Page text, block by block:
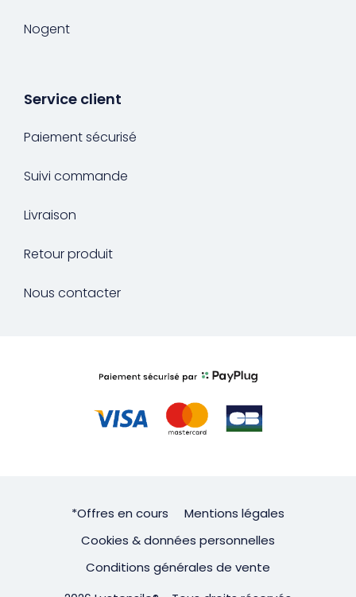
Nogent
Service client
Paiement sécurisé
Suivi commande
Livraison
Retour produit
Nous contacter
*Offres en cours
Mentions légales
Cookies & données personnelles
Conditions générales de vente